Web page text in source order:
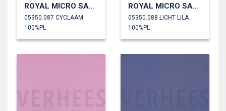
ROYAL MICRO SATIJN
05350.087 CYCLAAM
100%PL
ROYAL MICRO SATIJN
05350.088 LICHT LILA
100%PL